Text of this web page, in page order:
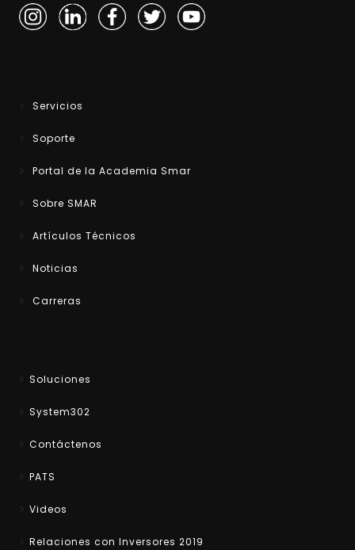
Servicios
Soporte
Portal de la Academia Smar
Sobre SMAR
Artículos Técnicos
Noticias
Carreras
Soluciones
System302
Contáctenos
PATS
Videos
Relaciones con Inversores 2019